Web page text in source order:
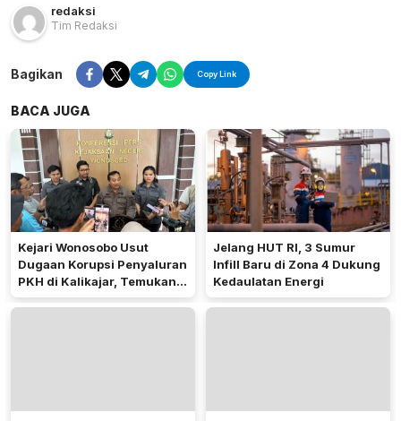
redaksi
Tim Redaksi
Bagikan Copy Link
BACA JUGA
Kejari Wonosobo Usut
Dugaan Korupsi Penyaluran
PKH di Kalikajar, Temukan
Hampir 600 Kartu ATM
Jelang HUT RI, 3 Sumur
Infill Baru di Zona 4 Dukung
Kedaulatan Energi